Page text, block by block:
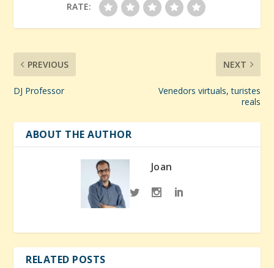
RATE:
PREVIOUS
DJ Professor
NEXT
Venedors virtuals, turistes
reals
ABOUT THE AUTHOR
Joan
RELATED POSTS